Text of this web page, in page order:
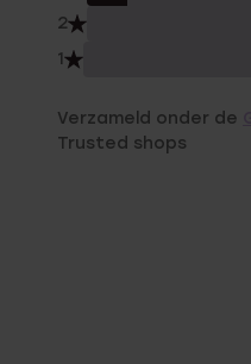
2
1
Verzameld onder de
Trusted shops